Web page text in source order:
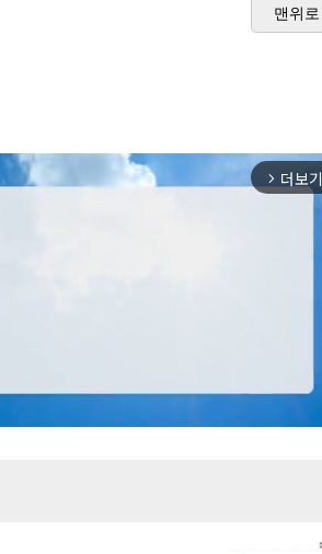
맨위로
arrow_forward_ios 더보기